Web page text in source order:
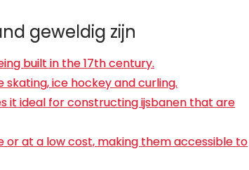
geweldig zijn
built in the 17th century.
skating, ice hockey and curling.
it ideal for constructing ijsbanen that are
or at a low cost, making them accessible to